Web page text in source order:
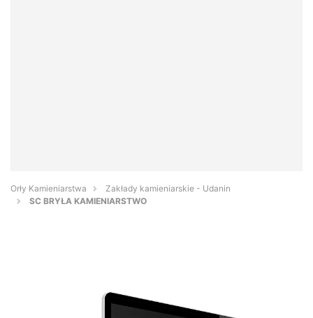
Orły Kamieniarstwa
Zakłady kamieniarskie - Udanin
SC BRYŁA KAMIENIARSTWO